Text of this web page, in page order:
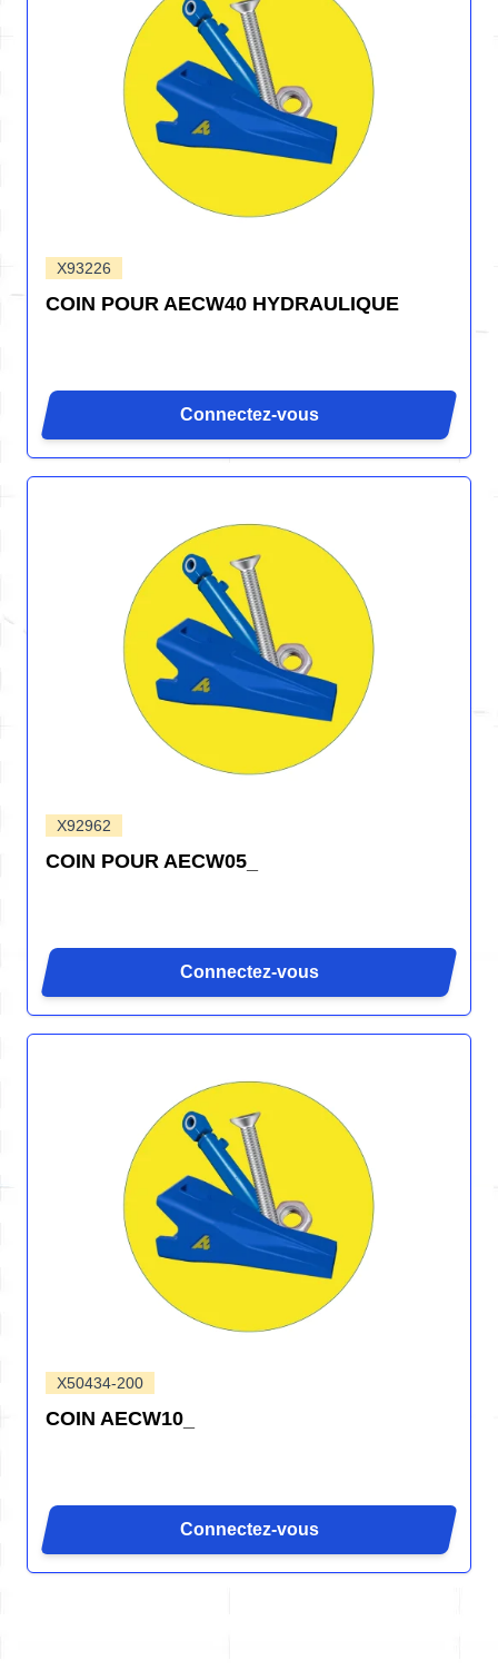
X93226
COIN POUR AECW40 HYDRAULIQUE
Connectez-vous
X92962
COIN POUR AECW05_
Connectez-vous
X50434-200
COIN AECW10_
Connectez-vous